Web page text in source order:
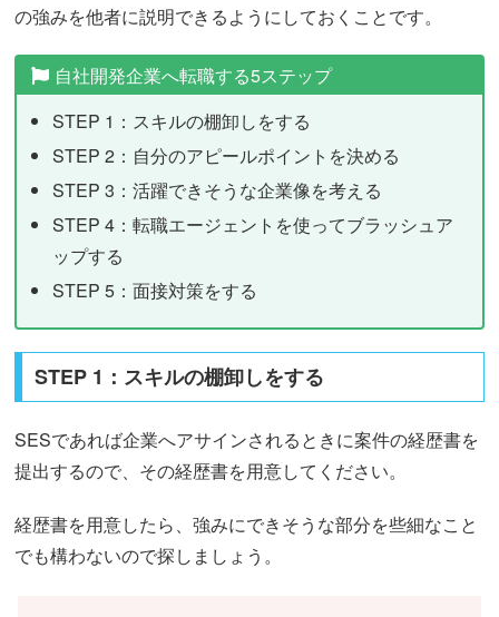
の強みを他者に説明できるようにしておくことです。
自社開発企業へ転職する5ステップ
STEP 1：スキルの棚卸しをする
STEP 2：自分のアピールポイントを決める
STEP 3：活躍できそうな企業像を考える
STEP 4：転職エージェントを使ってブラッシュア
ップする
STEP 5：面接対策をする
STEP 1：スキルの棚卸しをする
SESであれば企業へアサインされるときに案件の経歴書を
提出するので、その経歴書を用意してください。
経歴書を用意したら、強みにできそうな部分を些細なこと
でも構わないので探しましょう。